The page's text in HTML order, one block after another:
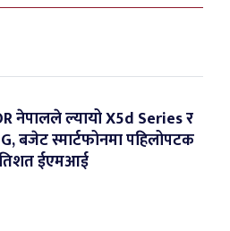
नेपालले ल्यायो X5d Series र
बजेट स्मार्टफोनमा पहिलोपटक
ईएमआई